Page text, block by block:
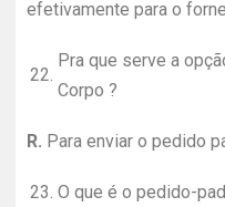
efetivamente para o
22.
Pra que serve a
Corpo ?
R. Para enviar o pedido
23. O que é o pedido-